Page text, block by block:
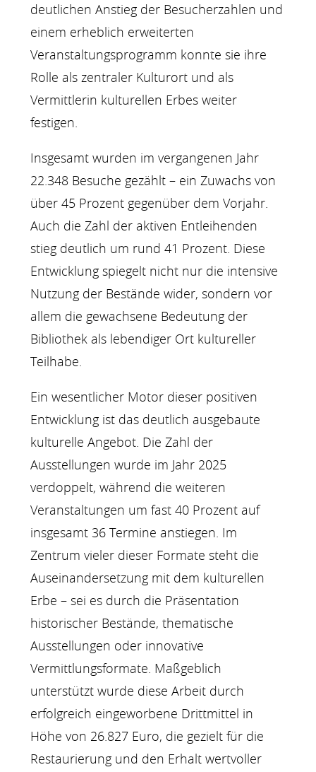
deutlichen Anstieg der Besucherzahlen und
einem erheblich erweiterten
Veranstaltungsprogramm konnte sie ihre
Rolle als zentraler Kulturort und als
Vermittlerin kulturellen Erbes weiter
festigen.
Insgesamt wurden im vergangenen Jahr
22.348 Besuche gezählt – ein Zuwachs von
über 45 Prozent gegenüber dem Vorjahr.
Auch die Zahl der aktiven Entleihenden
stieg deutlich um rund 41 Prozent. Diese
Entwicklung spiegelt nicht nur die intensive
Nutzung der Bestände wider, sondern vor
allem die gewachsene Bedeutung der
Bibliothek als lebendiger Ort kultureller
Teilhabe.
Ein wesentlicher Motor dieser positiven
Entwicklung ist das deutlich ausgebaute
kulturelle Angebot. Die Zahl der
Ausstellungen wurde im Jahr 2025
verdoppelt, während die weiteren
Veranstaltungen um fast 40 Prozent auf
insgesamt 36 Termine anstiegen. Im
Zentrum vieler dieser Formate steht die
Auseinandersetzung mit dem kulturellen
Erbe – sei es durch die Präsentation
historischer Bestände, thematische
Ausstellungen oder innovative
Vermittlungsformate. Maßgeblich
unterstützt wurde diese Arbeit durch
erfolgreich eingeworbene Drittmittel in
Höhe von 26.827 Euro, die gezielt für die
Restaurierung und den Erhalt wertvoller